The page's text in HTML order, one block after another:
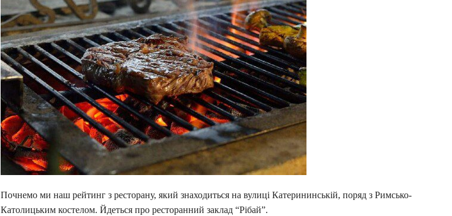
Почнемо ми наш рейтинг з ресторану, який знаходиться на вулиці Катерининській, поряд з Римсько-
Католицьким костелом. Йдеться про ресторанний заклад “Pібай”.